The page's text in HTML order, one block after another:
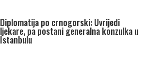
Diplomatija po crnogorski: Uvrijedi
ljekare, pa postani generalna konzulka u
Istanbulu